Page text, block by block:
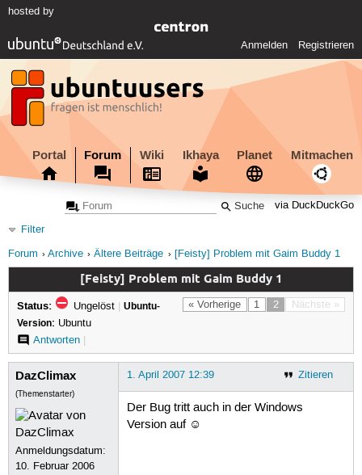
hosted by
Anmelden Registrieren
Portal Forum Wiki Ikhaya Planet Mitmachen
via DuckDuckGo
Filter
Forum
Archive Ältere Beiträge [Feisty] Problem mit Gaim Buddy 1
[Feisty] Problem mit Gaim Buddy 1
« Vorherige 1 2 Nächste »
Status: Ungelöst | Ubuntu-
Version: Ubuntu
Antworten|
DazClimax
(Themenstarter)
Anmeldungsdatum:
10. Februar 2006
Zitieren
1. April 2007 12:39
Der Bug tritt auch in der Windows
Version auf ☺